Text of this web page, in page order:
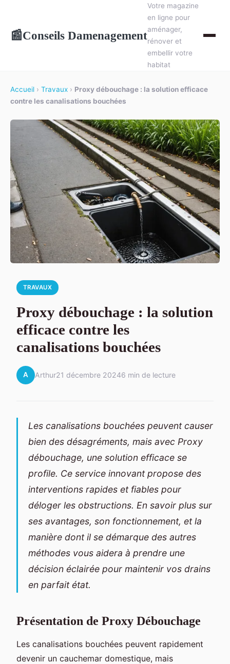
📰Conseils Damenagement
Votre magazine
en ligne pour
aménager,
rénover et
embellir votre
habitat
Accueil › Travaux › Proxy débouchage : la solution efficace
contre les canalisations bouchées
TRAVAUX
Proxy débouchage : la solution
efficace contre les
canalisations bouchées
A Arthur21 décembre 20246 min de lecture
Les canalisations bouchées peuvent causer
bien des désagréments, mais avec Proxy
débouchage, une solution efficace se
profile. Ce service innovant propose des
interventions rapides et fiables pour
déloger les obstructions. En savoir plus sur
ses avantages, son fonctionnement, et la
manière dont il se démarque des autres
méthodes vous aidera à prendre une
décision éclairée pour maintenir vos drains
en parfait état.
Présentation de Proxy Débouchage
Les canalisations bouchées peuvent rapidement
devenir un cauchemar domestique, mais